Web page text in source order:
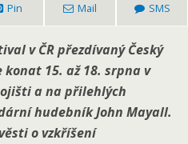
Pin Mail SMS
v ČR přezdívaný Český
15. až 18. srpna v
a na přilehlých
hudebník John Mayall.
o vzkříšení